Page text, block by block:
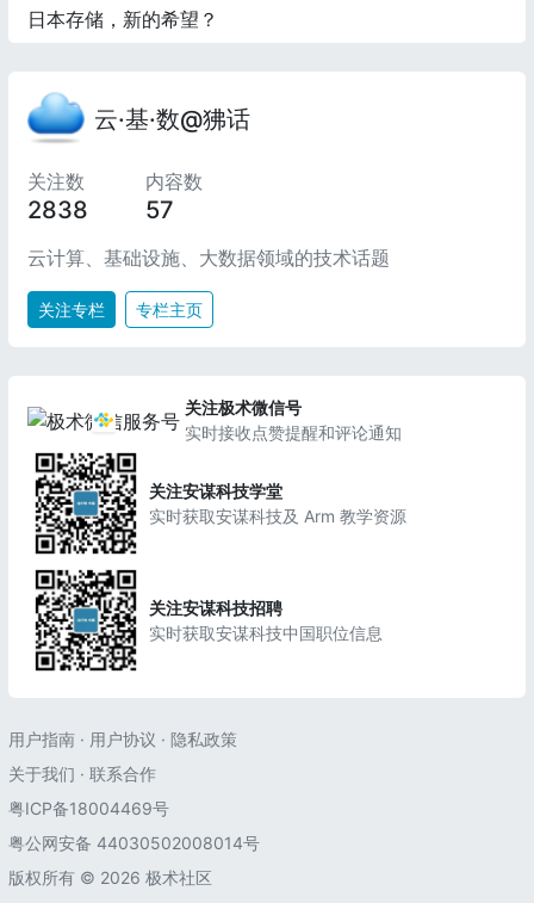
日本存储，新的希望？
云·基·数@狒话
关注数
2838
内容数
57
云计算、基础设施、大数据领域的技术话题
关注专栏 专栏主页
关注极术微信号
实时接收点赞提醒和评论通知
关注安谋科技学堂
实时获取安谋科技及 Arm 教学资源
关注安谋科技招聘
实时获取安谋科技中国职位信息
用户指南 · 用户协议 · 隐私政策
关于我们 · 联系合作
粤ICP备18004469号
粤公网安备 44030502008014号
版权所有 © 2026 极术社区